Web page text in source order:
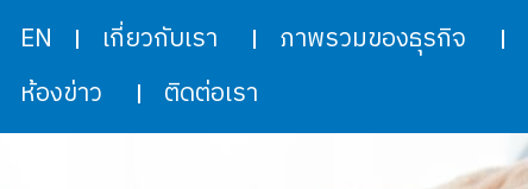
EN เกี่ยวกับเรา ภาพรวมของธุรกิจ
ห้องข่าว
ติดต่อเรา